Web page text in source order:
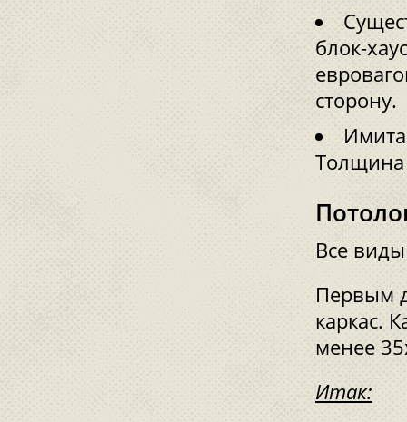
блок-
сторону.
Толщина
Все
Первым
каркас.
менее
Итак: